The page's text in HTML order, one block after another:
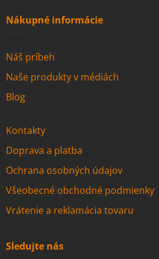
Nákupné informácie
Náš príbeh
Naše produkty v médiách
Blog
Kontakty
Doprava a platba
Ochrana osobných údajov
Všeobecné obchodné podmienky
Vrátenie a reklamácia tovaru
Sledujte nás